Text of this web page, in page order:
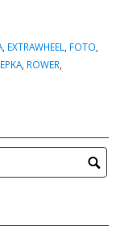
, EXTRAWHEEL, FOTO,
, ROWER,